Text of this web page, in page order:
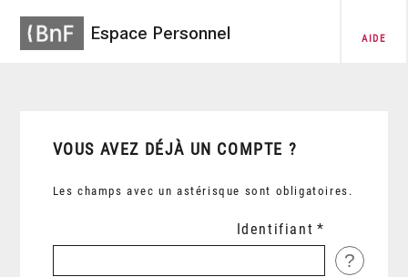
Espace Personnel AIDE
VOUS AVEZ DÉJÀ UN COMPTE ?
Les champs avec un astérisque sont obligatoires.
Identifiant
?